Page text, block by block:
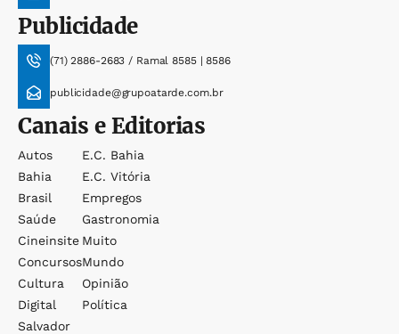
Publicidade
(71) 2886-2683 / Ramal 8585 | 8586
publicidade@grupoatarde.com.br
Canais e Editorias
Autos
Bahia
Brasil
Saúde
Cineinsite
Concursos
Cultura
Digital
Salvador
E.c. Bahia
E.c. Vitória
Empregos
Gastronomia
Muito
Mundo
Opinião
Política